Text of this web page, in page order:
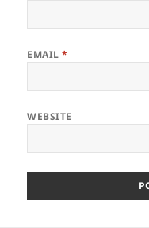
EMAIL*
WEBSITE